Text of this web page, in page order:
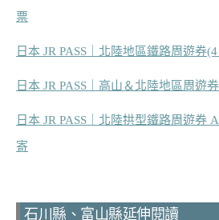
票
日本 JR PASS｜北陸地區鐵路周遊券
日本 JR PASS｜高山＆北陸地區周遊
日本 JR PASS｜北陸拱型鐵路周遊券
寄
石川縣、富山縣延伸閱讀